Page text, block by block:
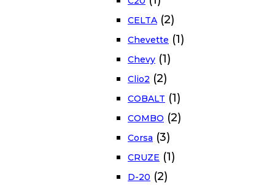
CELTA (2)
Chevette (1)
Chevy (1)
Clio2 (2)
COBALT (1)
COMBO (2)
Corsa (3)
CRUZE (1)
D-20 (2)